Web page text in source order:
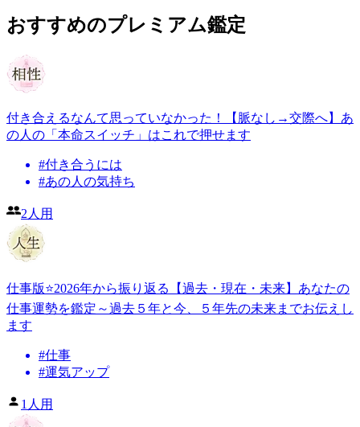
おすすめのプレミアム鑑定
付き合えるなんて思っていなかった！【脈なし→交際へ】あ
の人の「本命スイッチ」はこれで押せます
#付き合うには
#あの人の気持ち
2人用
仕事版⭐️2026年から振り返る【過去・現在・未来】あなたの
仕事運勢を鑑定～過去５年と今、５年先の未来までお伝えし
ます
#仕事
#運気アップ
1人用